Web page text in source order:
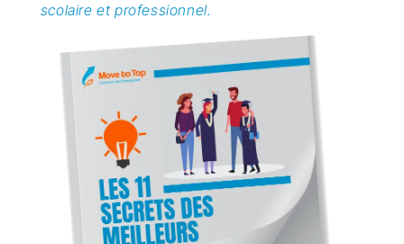
scolaire et professionnel.